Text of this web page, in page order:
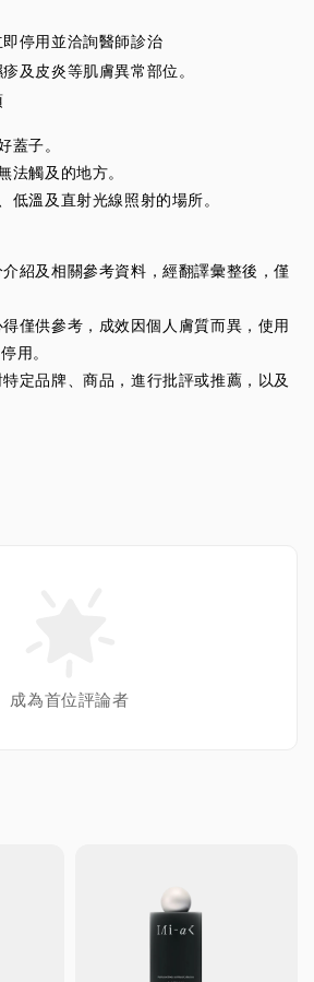
停用並洽詢醫師診治
及皮炎等肌膚異常部位。
子。
法觸及的地方。
低溫及直射光線照射的場所。
紹及相關參考資料，經翻譯彙整後，僅
僅供參考，成效因個人膚質而異，使用
用。
定品牌、商品，進行批評或推薦，以及
成為首位評論者